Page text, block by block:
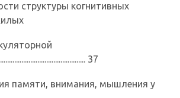
структуры когнитивных
37
памяти, внимания, мышления у